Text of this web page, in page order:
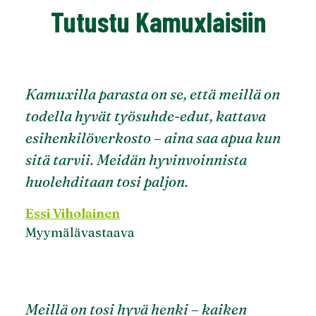
Tutustu Kamuxlaisiin
Kamuxilla parasta on se, että meillä on
todella hyvät työsuhde-edut, kattava
esihenkilöverkosto – aina saa apua kun
sitä tarvii. Meidän hyvinvoinnista
huolehditaan tosi paljon.
Essi Viholainen
Myymälävastaava
Meillä on tosi hyvä henki – kaiken